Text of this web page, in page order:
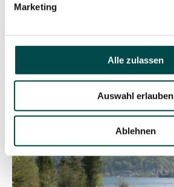
Marketing
Alle zulassen
Auswahl erlauben
Ablehnen
© Fuschlseeregion, Groessinger